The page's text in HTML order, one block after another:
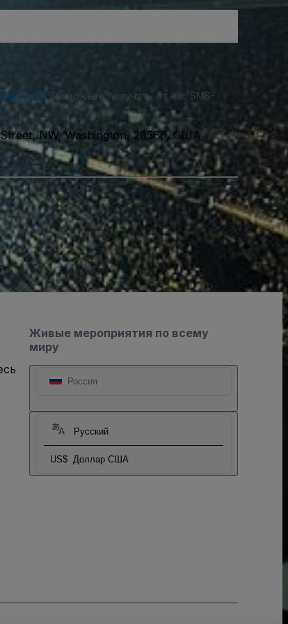
. Вы можете получать от нас SMS-
NW, Washington, 20566, США
Живые мероприятия по всему
миру
Россия
Русский
US$ Доллар США